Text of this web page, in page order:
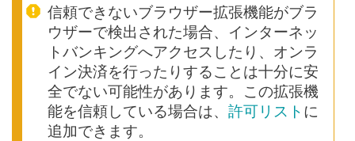
信頼できないブラウザー拡張機能がブラ
ウザーで検出された場合、インターネッ
トバンキングへアクセスしたり、オンラ
イン決済を行ったりすることは十分に安
全でない可能性があります。この拡張機
能を信頼している場合は、 許可リスト に
追加できます。